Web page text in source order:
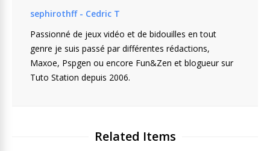
sephirothff - Cedric T
Passionné de jeux vidéo et de bidouilles en tout
genre je suis passé par différentes rédactions,
Maxoe, Pspgen ou encore Fun&Zen et blogueur sur
Tuto Station depuis 2006.
Related Items